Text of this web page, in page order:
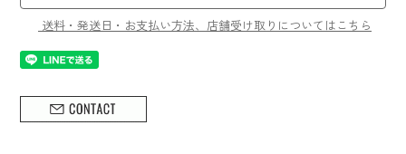
送料・発送日・お支払い方法、店舗受け取りについてはこちら